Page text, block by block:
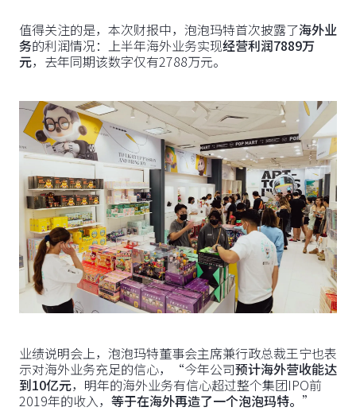
值得关注的是，本次财报中，泡泡玛特首次披露了海外业
务的利润情况：上半年海外业务实现经营利润7889万
元，去年同期该数字仅有2788万元。
业绩说明会上，泡泡玛特董事会主席兼行政总裁王宁也表
示对海外业务充足的信心，“今年公司预计海外营收能达
到10亿元，明年的海外业务有信心超过整个集团IPO前
2019年的收入， 等于在海外再造了一个泡泡玛特。 ”